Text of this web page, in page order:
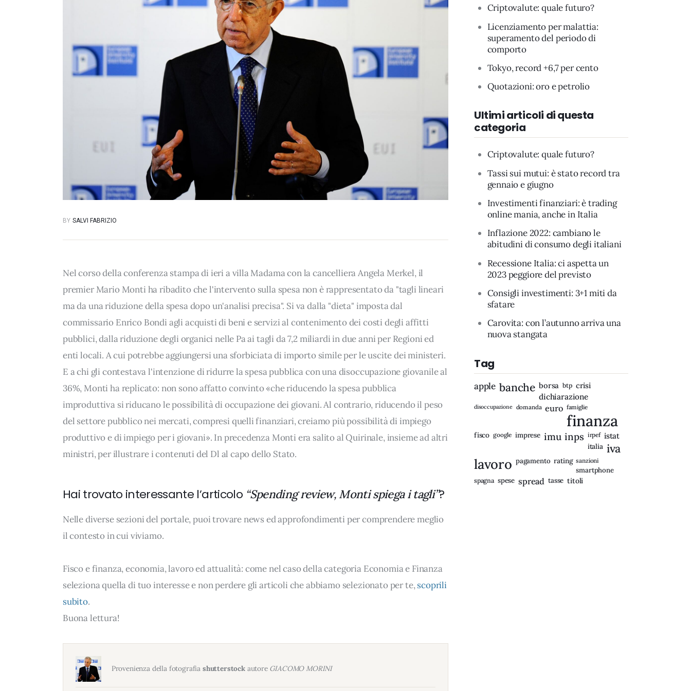
BY SALVI FABRIZIO
Nel corso della conferenza stampa di ieri a villa Madama con la cancelliera Angela Merkel, il
premier Mario Monti ha ribadito che l'intervento sulla spesa non è rappresentato da "tagli lineari
ma da una riduzione della spesa dopo un'analisi precisa". Si va dalla "dieta" imposta dal
commissario Enrico Bondi agli acquisti di beni e servizi al contenimento dei costi degli affitti
pubblici, dalla riduzione degli organici nelle Pa ai tagli da 7,2 miliardi in due anni per Regioni ed
enti locali. A cui potrebbe aggiungersi una sforbiciata di importo simile per le uscite dei ministeri.
E a chi gli contestava l'intenzione di ridurre la spesa pubblica con una disoccupazione giovanile al
36%, Monti ha replicato: non sono affatto convinto «che riducendo la spesa pubblica
improduttiva si riducano le possibilità di occupazione dei giovani. Al contrario, riducendo il peso
del settore pubblico nei mercati, compresi quelli finanziari, creiamo più possibilità di impiego
produttivo e di impiego per i giovani». In precedenza Monti era salito al Quirinale, insieme ad altri
ministri, per illustrare i contenuti del Dl al capo dello Stato.
Hai trovato interessante l’articolo “Spending review, Monti spiega i tagli”?
Nelle diverse sezioni del portale, puoi trovare news ed approfondimenti per comprendere meglio
il contesto in cui viviamo.
Fisco e finanza, economia, lavoro ed attualità: come nel caso della categoria Economia e Finanza
seleziona quella di tuo interesse e non perdere gli articoli che abbiamo selezionato per te,scoprili
subito.
Buona lettura!
Provenienza della fotografia shutterstockautore GIACOMO MORINI
Criptovalute: quale futuro?
Licenziamento per malattia:
superamento del periodo di
comporto
Tokyo, record +6,7 per cento
Quotazioni: oro e petrolio
Ultimi articoli di questa
categoria
Criptovalute: quale futuro?
Tassi sui mutui: è stato record tra
gennaio e giugno
Investimenti finanziari: è trading
online mania, anche in Italia
Inflazione 2022: cambiano le
abitudini di consumo degli italiani
Recessione Italia: ci aspetta un
2023 peggiore del previsto
Consigli investimenti: 3+1 miti da
sfatare
Carovita: con l’autunno arriva una
nuova stangata
Tag
apple banche borsa btp crisi
dichiarazione
disoccupazione domanda euro famiglie
finanza
fisco google imprese imu inps irpef istat
italia iva
lavoro pagamento rating sanzioni
smartphone
spagna spese spread tasse titoli